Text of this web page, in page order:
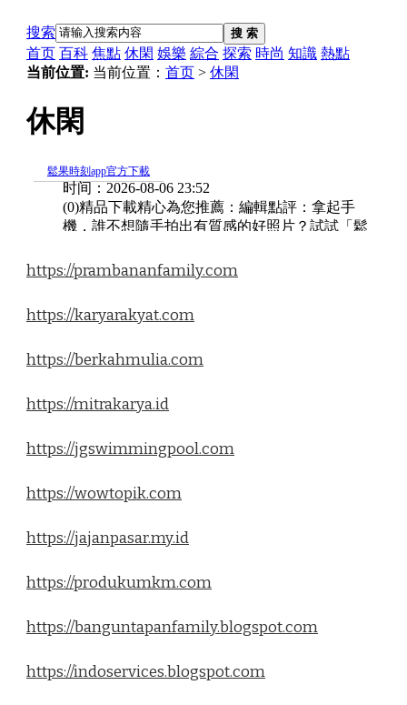
https://prambananfamily.com
https://karyarakyat.com
https://berkahmulia.com
https://mitrakarya.id
https://jgswimmingpool.com
https://wowtopik.com
https://jajanpasar.my.id
https://produkumkm.com
https://banguntapanfamily.blogspot.com
https://indoservices.blogspot.com